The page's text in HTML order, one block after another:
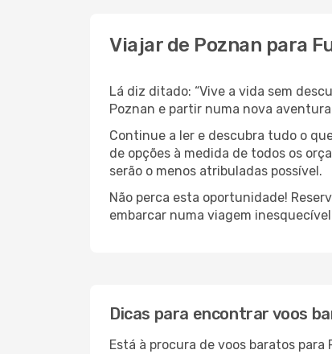
Viajar de Poznan para
Lá diz ditado: “Vive a vida sem
Poznan e partir numa nova
Continue a ler e descubra tudo o
de opções à medida de todos os
serão o menos atribuladas possível.
Não perca esta oportunidade!
embarcar numa viagem
Dicas para encontrar voos
Está à procura de voos baratos